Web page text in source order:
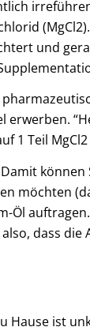
und
1 Teil MgCl2
möchten
Öl
dass
Hause ist